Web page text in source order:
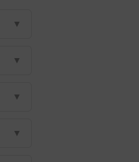
▼
▼
▼
▼